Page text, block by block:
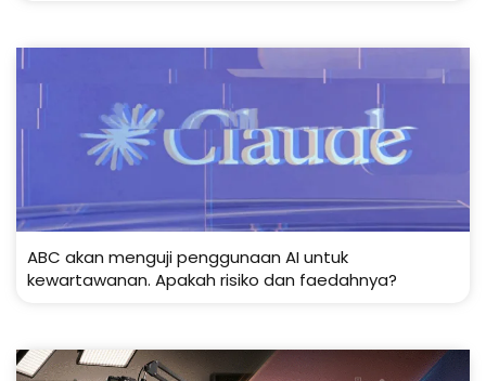
ABC akan menguji penggunaan AI untuk
kewartawanan. Apakah risiko dan faedahnya?